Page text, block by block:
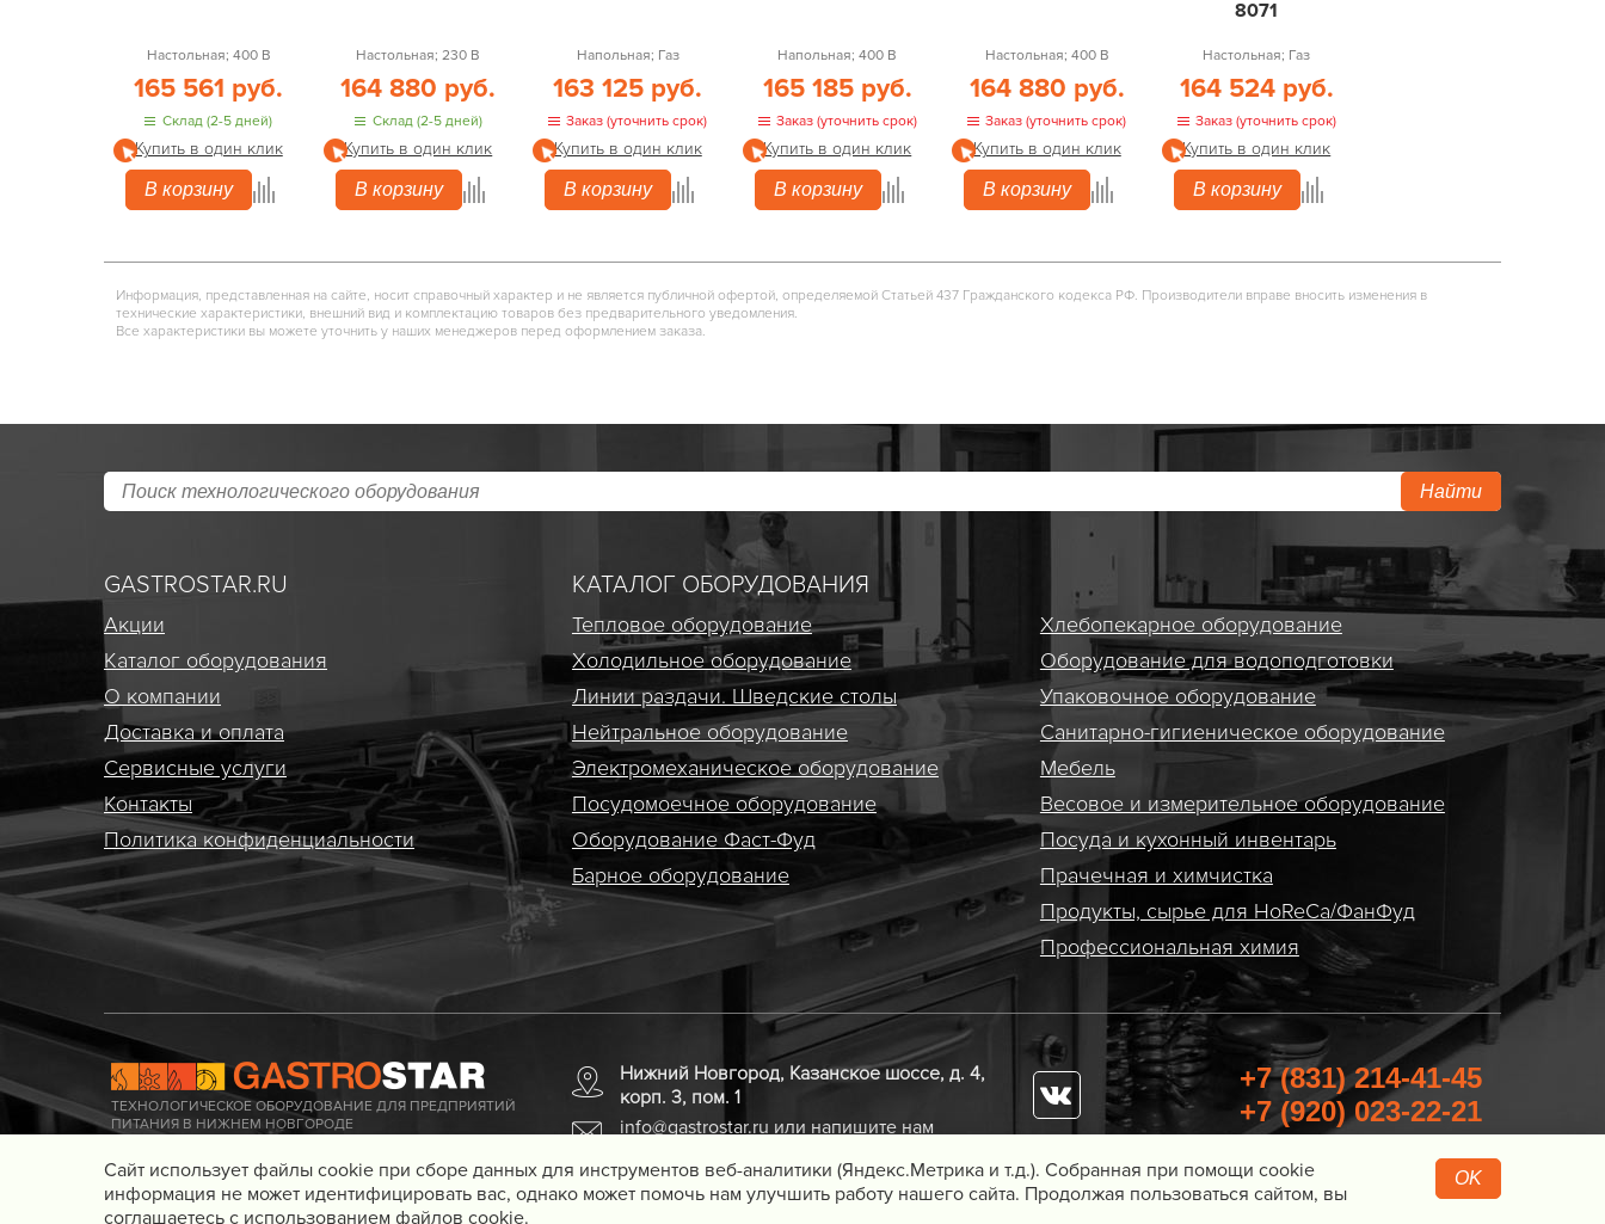
Настольная; 400 В
165 561 руб.
Склад (2-5 дней)
Купить в один клик
В корзину
Настольная; 230 В
164 880 руб.
Склад (2-5 дней)
Купить в один клик
В корзину
Напольная; Газ
163 125 руб.
Заказ (уточнить срок)
Купить в один клик
В корзину
Напольная; 400 В
165 185 руб.
Заказ (уточнить срок)
Купить в один клик
В корзину
Настольная; 400 В
164 880 руб.
Заказ (уточнить срок)
Купить в один клик
В корзину
8071
Настольная; Газ
164 524 руб.
Заказ (уточнить срок)
Купить в один клик
В корзину
Информация, представленная на сайте, носит справочный характер и не является публичной офертой, определяемой Статьей 437 Гражданского кодекса РФ. Производители вправе вносить изменения в
технические характеристики, внешний вид и комплектацию товаров без предварительного уведомления.
Все характеристики вы можете уточнить у наших менеджеров перед оформлением заказа.
Найти
GASTROSTAR.RU
Акции
Каталог оборудования
О компании
Доставка и оплата
Сервисные услуги
Контакты
Политика конфиденциальности
КАТАЛОГ ОБОРУДОВАНИЯ
Тепловое оборудование
Холодильное оборудование
Линии раздачи. Шведские столы
Нейтральное оборудование
Электро­механическое оборудование
Посудомоечное оборудование
Оборудование Фаст-Фуд
Барное оборудование
Хлебопекарное оборудование
Оборудование для водоподготовки
Упаковочное оборудование
Санитарно-гигиеническое оборудование
Мебель
Весовое и измерительное оборудование
Посуда и кухонный инвентарь
Прачечная и химчистка
Продукты, сырье для HoReCa/ФанФуд
Профессиональная химия
ТЕХНОЛОГИЧЕСКОЕ ОБОРУДОВАНИЕ ДЛЯ ПРЕДПРИЯТИЙ
ПИТАНИЯ В НИЖНЕМ НОВГОРОДЕ
Нижний Новгород, Казанское шоссе, д. 4,
корп. 3, пом. 1
info@gastrostar.ru или напишите нам
+7 (831) 214-41-45
+7 (920) 023-22-21
Перезвоните мне
Cайт использует файлы cookie при сборе данных для инструментов веб-аналитики (Яндекс.Метрика и т.д.). Собранная при помощи cookie
информация не может идентифицировать вас, однако может помочь нам улучшить работу нашего сайта. Продолжая пользоваться сайтом, вы
соглашаетесь с использованием файлов cookie.
OK